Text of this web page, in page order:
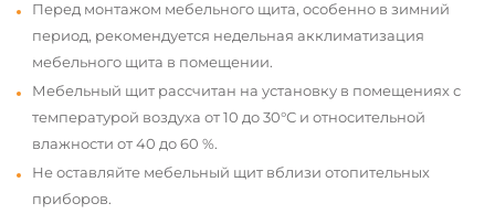
Перед монтажом мебельного щита, особенно в зимний
период, рекомендуется недельная акклиматизация
мебельного щита в помещении.
Мебельный щит рассчитан на установку в помещениях с
температурой воздуха от 10 до 30°С и относительной
влажности от 40 до 60 %.
Не оставляйте мебельный щит вблизи отопительных
приборов.